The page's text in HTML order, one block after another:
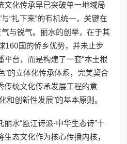
文化传承早已突破单一地域局
“扎下来”的有机统一，关键在
气与锐气。丽水的创举，在于其
160国的侨乡优势，并未止步
平台，而是构建了一套“本土根
”的立体化传承体系，完美契合
传统文化传承发展工程的意
和创新性发展”的基本原则。
水“瓯江诗派·中华生态诗”十
态文化作为核心传播内核，